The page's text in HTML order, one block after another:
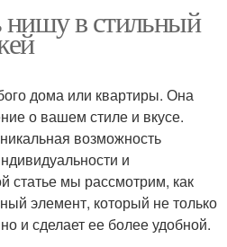
нишу в стильный
дома или квартиры. Она
о вашем стиле и вкусе.
возможность
и
статье мы рассмотрим, как
элемент, который не только
и сделает ее более удобной.